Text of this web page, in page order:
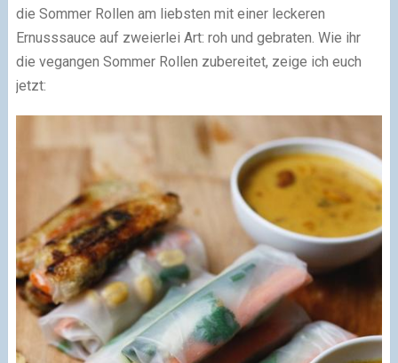
die Sommer Rollen am liebsten mit einer leckeren
Ernusssauce auf zweierlei Art: roh und gebraten. Wie ihr
die vegangen Sommer Rollen zubereitet, zeige ich euch
jetzt: